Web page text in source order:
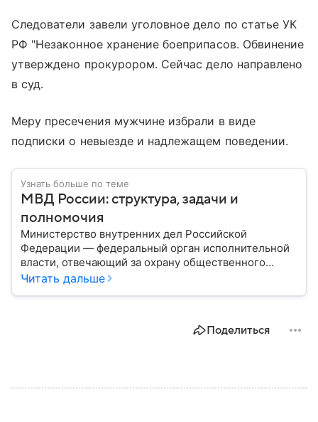
Следователи завели уголовное дело по статье УК
РФ "Незаконное хранение боеприпасов. Обвинение
утверждено прокурором. Сейчас дело направлено
в суд.
Меру пресечения мужчине избрали в виде
подписки о невыезде и надлежащем поведении.
Узнать больше по теме
МВД России: структура, задачи и
полномочия
Министерство внутренних дел Российской
Федерации — федеральный орган исполнительной
власти, отвечающий за охрану общественного
порядка, борьбу с преступностью, обеспечение
России, какие задачи выполняет министерство, как
Читать дальше
Поделиться